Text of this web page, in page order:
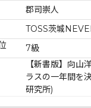
郡司崇人
TOSS茨城
7級
【新書版】向山
ラスの一年間を
研究所)